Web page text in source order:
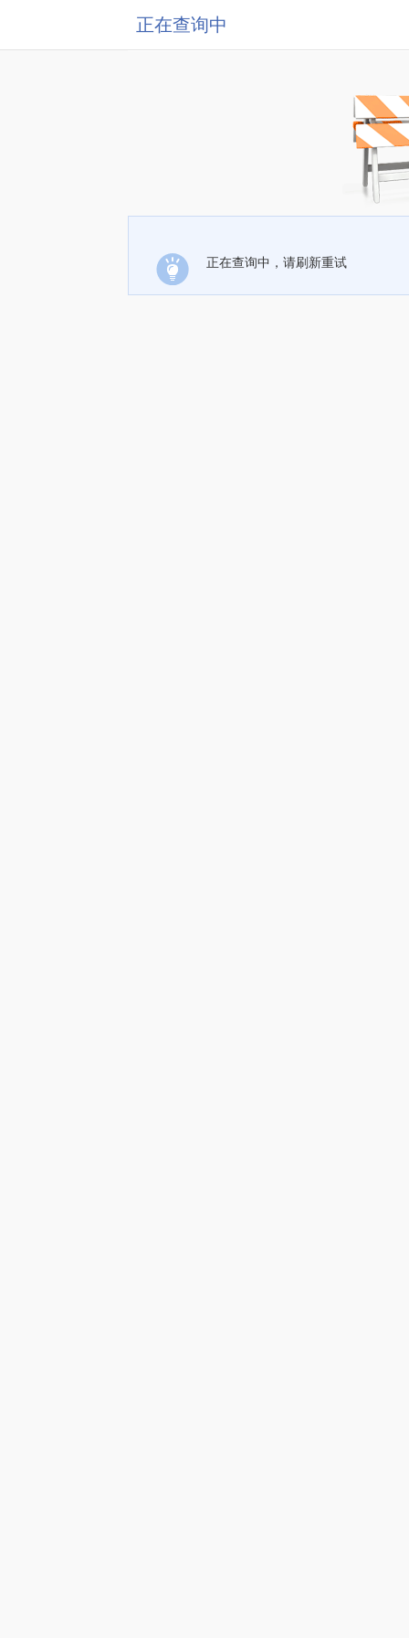
正在查询中
正在查询中，请刷新重试